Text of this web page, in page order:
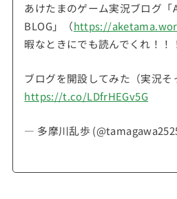
あけたまのゲーム実況ブログ「
BLOG」（https://
暇なときにでも読んでくれ！！
ブログを開設してみた（実況そ
https://t.co/LDfrHEGv5G
— 多摩川乱歩